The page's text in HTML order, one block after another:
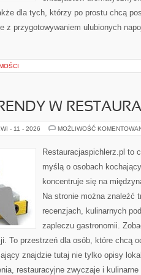
dla tych, którzy po prostu chcą
z przygotowywaniem ulubionych
W
- 11 - 2026 MOŻLIWOŚĆ
Restauracjaspichlerz.pl to
myślą o osobach
koncentruje się na
Na stronie można znaleźć
recenzjach, kulinarnych
zapleczu gastronomii.
To przestrzeń dla osób, które chcą
znajdzie tutaj nie tylko opisy
restauracyjne zwyczaje i